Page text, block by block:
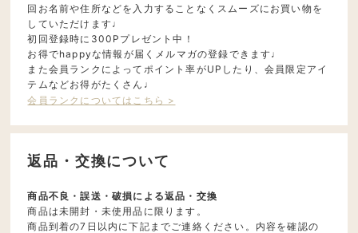
回お名前や住所などを入力することなくスムーズにお買い物を
していただけます♩
初回登録時に300Pプレゼント中！
お得でhappyな情報が届くメルマガの登録できます♩
また会員ランクによってポイント率がUPしたり、会員限定アイ
テムなどお得がたくさん♩
会員ランクについてはこちら >
返品・交換について
商品不良・誤送・破損による返品・交換
商品は未開封・未使用品に限ります。
商品到着の7日以内に下記までご連絡ください。内容を確認の